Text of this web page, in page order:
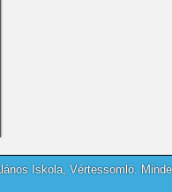
Iskola, Vértessomló.